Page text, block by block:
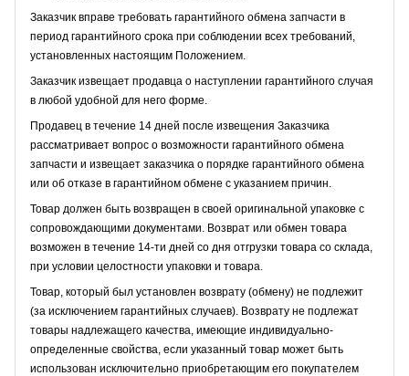
Заказчик вправе требовать гарантийного обмена запчасти в
период гарантийного срока при соблюдении всех требований,
установленных настоящим Положением.
Заказчик извещает продавца о наступлении гарантийного случая
в любой удобной для него форме.
Продавец в течение 14 дней после извещения Заказчика
рассматривает вопрос о возможности гарантийного обмена
запчасти и извещает заказчика о порядке гарантийного обмена
или об отказе в гарантийном обмене с указанием причин.
Товар должен быть возвращен в своей оригинальной упаковке с
сопровождающими документами. Возврат или обмен товара
возможен в течение 14-ти дней со дня отгрузки товара со склада,
при условии целостности упаковки и товара.
Товар, который был установлен возврату (обмену) не подлежит
(за исключением гарантийных случаев). Возврату не подлежат
товары надлежащего качества, имеющие индивидуально-
определенные свойства, если указанный товар может быть
использован исключительно приобретающим его покупателем